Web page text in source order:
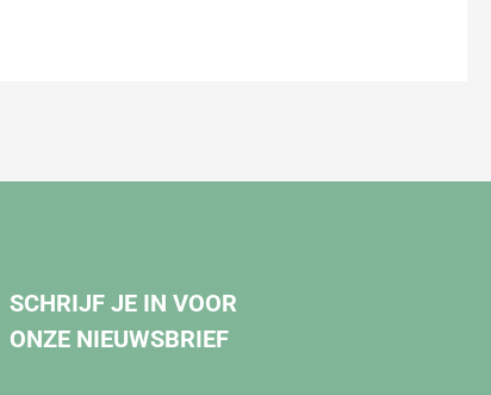
SCHRIJF JE IN VOOR
ONZE NIEUWSBRIEF